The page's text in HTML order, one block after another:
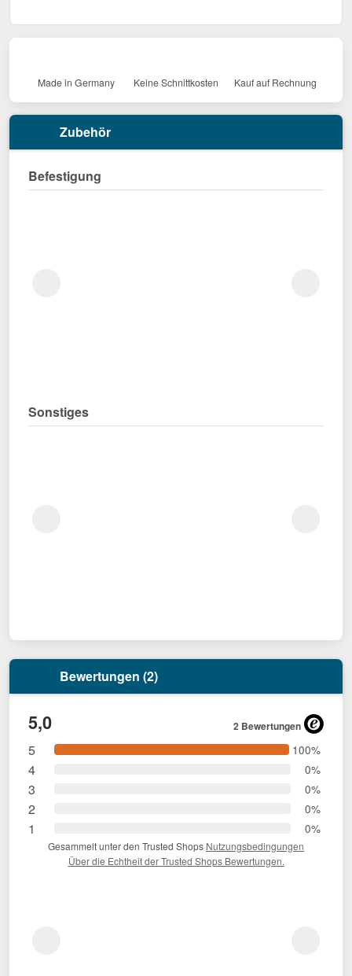
Made in Germany Keine Schnittkosten Kauf auf Rechnung
Zubehör
Befestigung
Sonstiges
Bewertungen (2)
5,0 2 Bewertungen
5 100%
4 0%
3 0%
2 0%
1 0%
Gesammelt unter den Trusted Shops Nutzungsbedingungen
Über die Echtheit der Trusted Shops Bewertungen.